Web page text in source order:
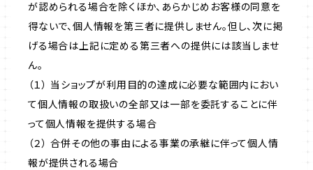
が認められる場合を除くほか、あらかじめお客様の同意を
得ないで、個人情報を第三者に提供しません。但し、次に掲
げる場合は上記に定める第三者への提供には該当しませ
ん。
（１） 当ショップが利用目的の達成に必要な範囲内におい
て個人情報の取扱いの全部又は一部を委託することに伴
って個人情報を提供する場合
（２） 合併その他の事由による事業の承継に伴って個人情
報が提供される場合